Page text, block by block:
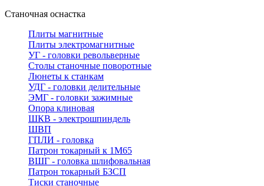
Станочная оснастка
Плиты магнитные
Плиты электромагнитные
УГ - головки револьверные
Столы станочные поворотные
Люнеты к станкам
УДГ - головки делительные
ЭМГ - головки зажимные
Опора клиновая
ШКВ - электрошпиндель
ШВП
ГПЛИ - головка
Патрон токарный к 1М65
ВШГ - головка шлифовальная
Патрон токарный БЗСП
Тиски станочные